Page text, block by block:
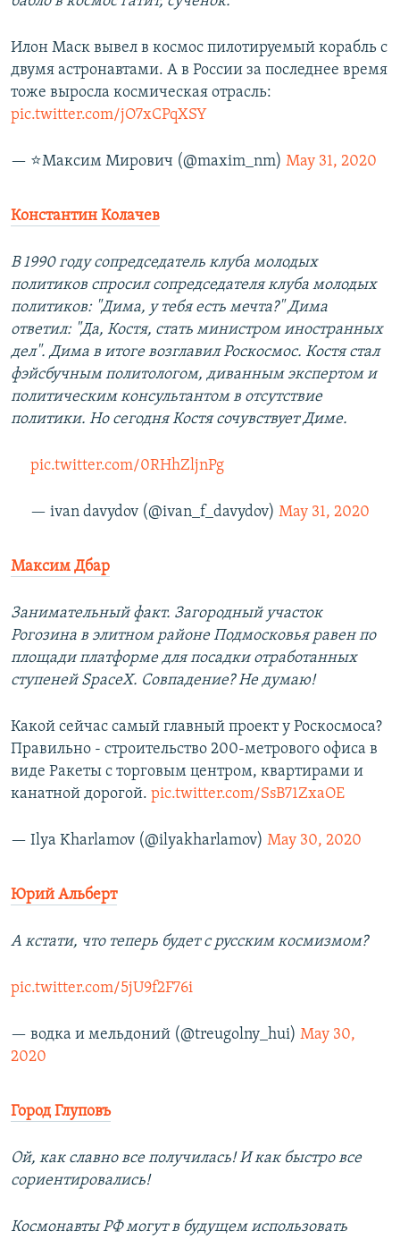
Илон Маск вывел в космос пилотируемый корабль с
двумя астронавтами. А в России за последнее время
тоже выросла космическая отрасль:
pic.twitter.com/jO7xCPqXSY
— ⭐️Максим Мирович (@maxim_nm) May 31, 2020
Константин Колачев
В 1990 году сопредседатель клуба молодых
политиков спросил сопредседателя клуба молодых
политиков: "Дима, у тебя есть мечта?" Дима
ответил: "Да, Костя, стать министром иностранных
дел". Дима в итоге возглавил Роскосмос. Костя стал
фэйсбучным политологом, диванным экспертом и
политическим консультантом в отсутствие
политики. Но сегодня Костя сочувствует Диме.
pic.twitter.com/0RHhZljnPg
— ivan davydov (@ivan_f_davydov) May 31, 2020
Максим Дбар
Занимательный факт. Загородный участок
Рогозина в элитном районе Подмосковья равен по
площади платформе для посадки отработанных
ступеней SpaceX. Совпадение? Не думаю!
Какой сейчас самый главный проект у Роскосмоса?
Правильно - строительство 200-метрового офиса в
виде Ракеты с торговым центром, квартирами и
канатной дорогой. pic.twitter.com/SsB71ZxaOE
— Ilya Kharlamov (@ilyakharlamov) May 30, 2020
Юрий Альберт
А кстати, что теперь будет с русским космизмом?
pic.twitter.com/5jU9f2F76i
— водка и мельдоний (@treugolny_hui) May 30,
2020
Город Глуповъ
Ой, как славно все получилась! И как быстро все
сориентировались!
Космонавты РФ могут в будущем использовать